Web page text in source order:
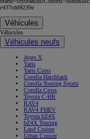
Aygo X
Yaris
Yaris Cross
Corolla Hatchback
Corolla Touring Sports
Corolla Cross
Toyota C-HR
RAV4
RAV4 PHEV
Toyota bZ4X
bZ4X Touring
Land Cruiser
Urban Cruiser
HILUX
PROACE
PROACE VERSO
PROACE CITY VERSO
PROACE CITY
PROACE MAX
Mirai
Prius Plug-in